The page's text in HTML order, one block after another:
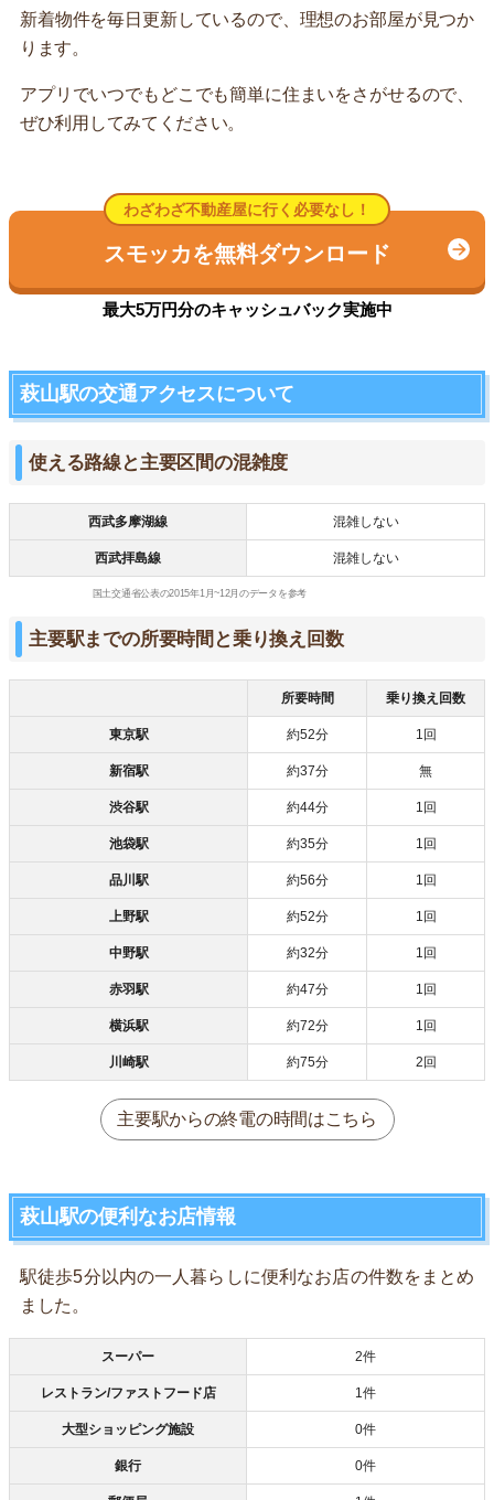
新着物件を毎日更新しているので、理想のお部屋が見つか
ります。
アプリでいつでもどこでも簡単に住まいをさがせるので、
ぜひ利用してみてください。
わざわざ不動産屋に行く必要なし！
スモッカを無料ダウンロード
最大5万円分のキャッシュバック実施中
萩山駅の交通アクセスについて
使える路線と主要区間の混雑度
西武多摩湖線 混雑しない
西武拝島線 混雑しない
国土交通省公表の2015年1月~12月のデータを参考
主要駅までの所要時間と乗り換え回数
所要時間 乗り換え回数
東京駅 約52分 1回
新宿駅 約37分 無
渋谷駅 約44分 1回
池袋駅 約35分 1回
品川駅 約56分 1回
上野駅 約52分 1回
中野駅 約32分 1回
赤羽駅 約47分 1回
横浜駅 約72分 1回
川崎駅 約75分 2回
主要駅からの終電の時間はこちら
萩山駅の便利なお店情報
駅徒歩5分以内の一人暮らしに便利なお店の件数をまとめ
ました。
スーパー 2件
レストラン/ファストフード店 1件
大型ショッピング施設 0件
銀行 0件